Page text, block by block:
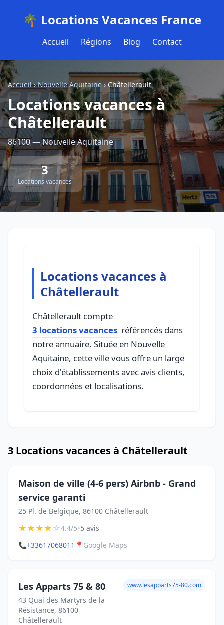
🌴 Locations Vacances France
Accueil Régions Blog Contact
Accueil›Nouvelle Aquitaine› Châtellerault
Locations vacances à
Châtellerault
86100 — Nouvelle Aquitaine
3
Locations vacances
Locations vacances à
Châtellerault
Châtellerault compte
3 locations vacances référencés dans
notre annuaire. Située en Nouvelle
Aquitaine, cette ville vous offre un large
choix d'établissements avec avis clients,
coordonnées et localisations.
3 Locations vacances à Châtellerault
Maison de ville (4-6 pers) Airbnb - Grand
service garanti
25 Pl. de Belgique, 86100 Châtellerault
★★★★☆4.4/5•5 avis
📞+33617068011 📍 Google Maps
Les Apparts 75 & 80
43 Quai des Martyrs de la
Résistance, 86100
Châtellerault
www.lesapparts75-80.com